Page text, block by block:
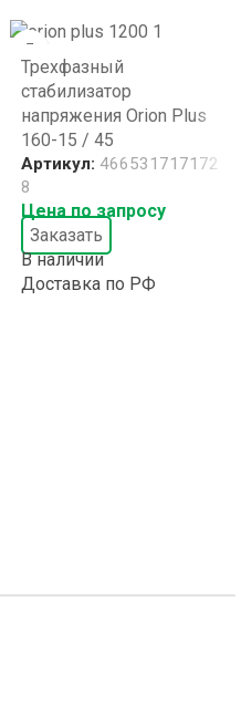
Трехфазный
стабилизатор
напряжения Orion Plus
160-15 / 45
Артикул: 466531717172
8
Цена по запросу
Заказать
В наличии
Доставка по РФ